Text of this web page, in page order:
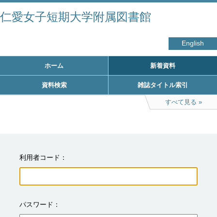
仁愛女子短期大学附属図書館
English
ホーム 新着資料
資料検索 雑誌タイトル索引
すべて見る
利用者コード
パスワード